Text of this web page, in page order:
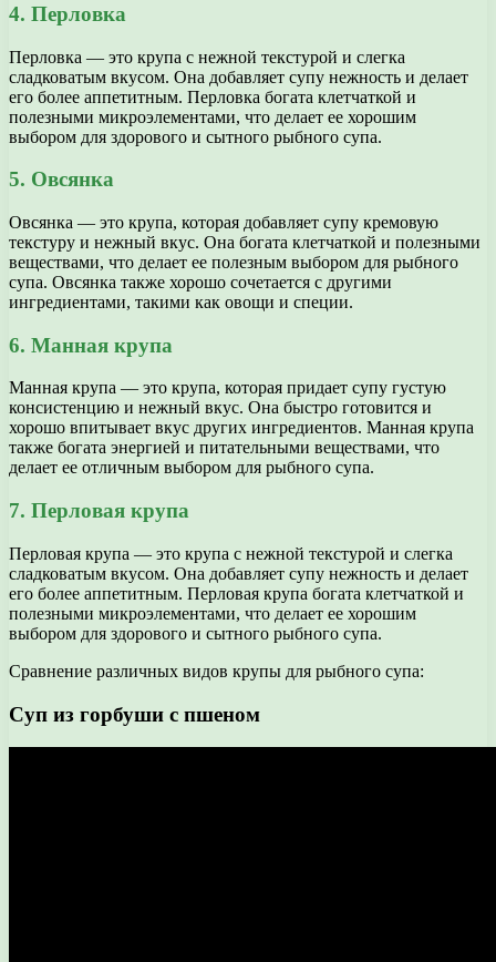
4. Перловка
Перловка — это крупа с нежной текстурой и слегка
сладковатым вкусом. Она добавляет супу нежность и делает
его более аппетитным. Перловка богата клетчаткой и
полезными микроэлементами, что делает ее хорошим
выбором для здорового и сытного рыбного супа.
5. Овсянка
Овсянка — это крупа, которая добавляет супу кремовую
текстуру и нежный вкус. Она богата клетчаткой и полезными
веществами, что делает ее полезным выбором для рыбного
супа. Овсянка также хорошо сочетается с другими
ингредиентами, такими как овощи и специи.
6. Манная крупа
Манная крупа — это крупа, которая придает супу густую
консистенцию и нежный вкус. Она быстро готовится и
хорошо впитывает вкус других ингредиентов. Манная крупа
также богата энергией и питательными веществами, что
делает ее отличным выбором для рыбного супа.
7. Перловая крупа
Перловая крупа — это крупа с нежной текстурой и слегка
сладковатым вкусом. Она добавляет супу нежность и делает
его более аппетитным. Перловая крупа богата клетчаткой и
полезными микроэлементами, что делает ее хорошим
выбором для здорового и сытного рыбного супа.
Сравнение различных видов крупы для рыбного супа:
Суп из горбуши с пшеном